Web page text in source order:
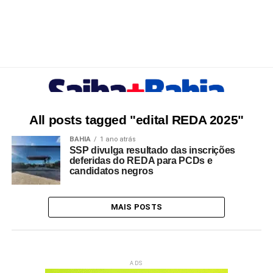
All posts tagged "edital REDA 2025"
BAHIA 1 ano atrás
SSP divulga resultado das inscrições
deferidas do REDA para PCDs e
candidatos negros
MAIS POSTS
ADS